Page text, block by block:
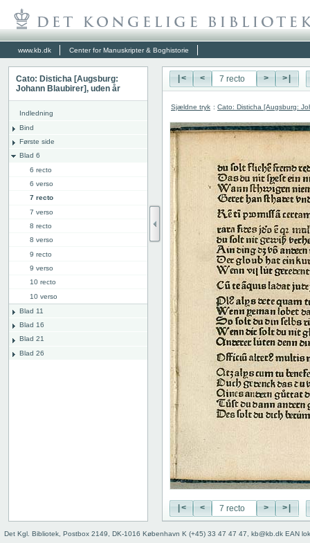
www.kb.dk Center for Manuskripter & Boghistorie
Cato: Disticha [Augsburg:
Johann Blaubirer], uden år
Indledning
Bind
Første side
Blad 6
6 recto
6 verso
7 recto
7 verso
8 recto
8 verso
9 recto
9 verso
10 recto
10 verso
Blad 11
Blad 16
Blad 21
Blad 26
|< < > >|
Sjældne tryk : Cato: Disticha [Augsburg:
|< < > >|
Det Kgl. Bibliotek, Postbox 2149, DK-1016 København K (+45) 33 47 47 47, kb@kb.dk EAN